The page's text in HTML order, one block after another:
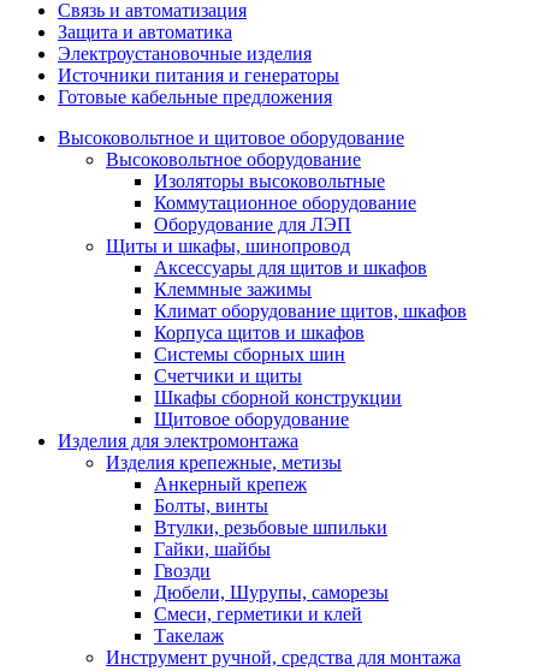
Связь и автоматизация
Защита и автоматика
Электроустановочные изделия
Источники питания и генераторы
Готовые кабельные предложения
Высоковольтное и щитовое оборудование
Высоковольтное оборудование
Изоляторы высоковольтные
Коммутационное оборудование
Оборудование для ЛЭП
Щиты и шкафы, шинопровод
Аксессуары для щитов и шкафов
Клеммные зажимы
Климат оборудование щитов, шкафов
Корпуса щитов и шкафов
Системы сборных шин
Счетчики и щиты
Шкафы сборной конструкции
Щитовое оборудование
Изделия для электромонтажа
Изделия крепежные, метизы
Анкерный крепеж
Болты, винты
Втулки, резьбовые шпильки
Гайки, шайбы
Гвозди
Дюбели, Шурупы, саморезы
Смеси, герметики и клей
Такелаж
Инструмент ручной, средства для монтажа